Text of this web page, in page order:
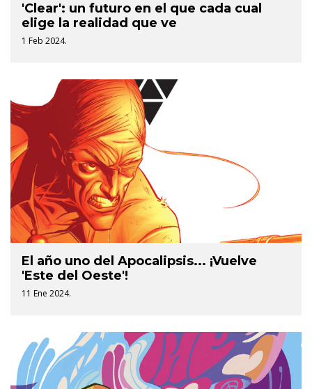
'Clear': un futuro en el que cada cual
elige la realidad que ve
1 Feb 2024.
El año uno del Apocalipsis... ¡Vuelve
'Este del Oeste'!
11 Ene 2024.